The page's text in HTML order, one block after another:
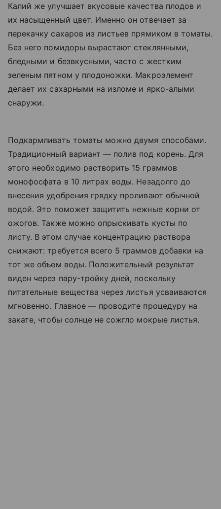
Калий же улучшает вкусовые качества плодов и
их насыщенный цвет. Именно он отвечает за
перекачку сахаров из листьев прямиком в томаты.
Без него помидоры вырастают стеклянными,
бледными и безвкусными, часто с жестким
зеленым пятном у плодоножки. Макроэлемент
делает их сахарными на изломе и ярко-алыми
снаружи.
Подкармливать томаты можно двумя способами.
Традиционный вариант — полив под корень. Для
этого необходимо растворить 15 граммов
монофосфата в 10 литрах воды. Незадолго до
внесения удобрения грядку проливают обычной
водой. Это поможет защитить нежные корни от
ожогов. Также можно опрыскивать кусты по
листу. В этом случае концентрацию раствора
снижают: требуется всего 5 граммов добавки на
тот же объем воды. Положительный результат
виден через пару-тройку дней, поскольку
питательные вещества через листья усваиваются
мгновенно. Главное — проводите процедуру на
закате, чтобы солнце не сожгло мокрые листья.